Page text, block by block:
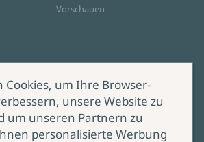
Vorschauen
Cookies, um Ihre Browser-
unsere Website zu
um unseren Partnern zu
personalisierte Werbung